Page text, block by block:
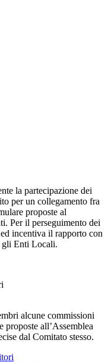
la partecipazione dei
per un collegamento fra
proposte al
Per il perseguimento dei
incentiva il rapporto con
gli Enti Locali.
alcune commissioni
proposte all’Assemblea
dal Comitato stesso.